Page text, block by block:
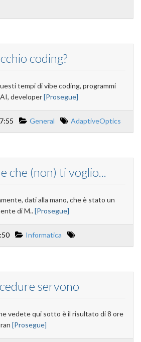
coding?
tempi di vibe coding, programmi
developer[Prosegue]
General AdaptiveOptics
che (non) ti voglio...
dati alla mano, che è stato un
di M..[Prosegue]
Informatica
servono
vedete qui sotto è il risultato di 8 ore
[Prosegue]